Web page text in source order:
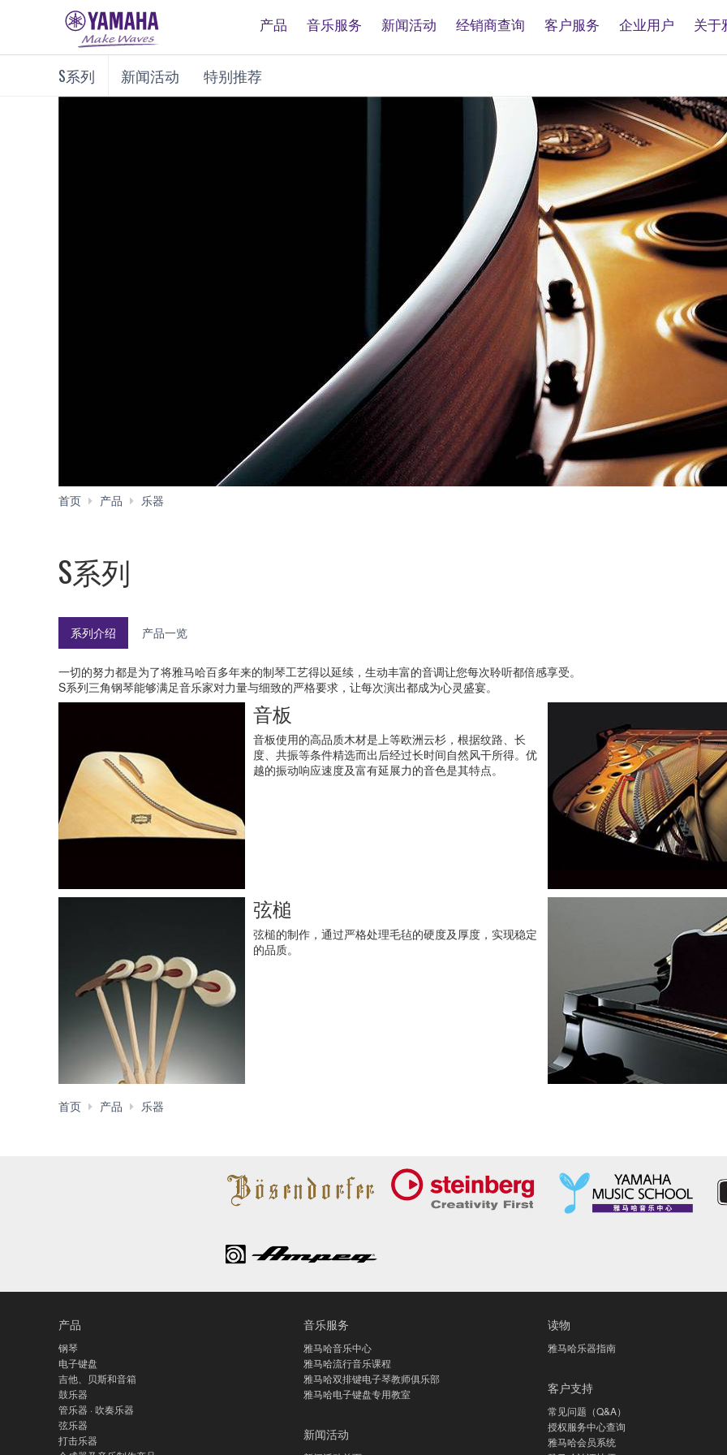
产品 音乐服务 新闻活动 经销商查询 客户服务 企业用户 关于
S系列 新闻活动 特别推荐
首页 产品 乐器
S系列
系列介绍 产品一览
一切的努力都是为了将雅马哈百多年来的制琴工艺得以延续，生动丰富的音调让您每次聆听都倍感享受。
S系列三角钢琴能够满足音乐家对力量与细致的严格要求，让每次演出都成为心灵盛宴。
音板
音板使用的高品质木材是上等欧洲云杉，根据纹路、长
度、共振等条件精选而出后经过长时间自然风干所得。优
越的振动响应速度及富有延展力的音色是其特点。
弦槌
弦槌的制作，通过严格处理毛毡的硬度及厚度，实现稳定
的品质。
首页 产品 乐器
产品
钢琴
电子键盘
吉他、贝斯和音箱
鼓乐器
管乐器 · 吹奏乐器
弦乐器
打击乐器
音乐服务
雅马哈音乐中心
雅马哈流行音乐课程
雅马哈双排键电子琴教师俱乐部
雅马哈电子键盘专用教室
新闻活动
读物
雅马哈乐器指南
客户支持
常见问题（Q&A）
授权服务中心查询
雅马哈会员系统